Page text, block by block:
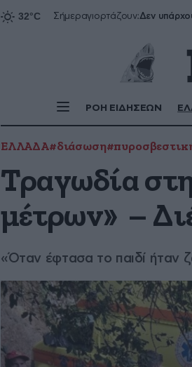
Σήμεραγιορτάζουν:Δεν
ΡΟΗ ΕΙΔΗΣΕΩΝ
ΕΛΛΑΔΑ#διάσωση
Τραγωδία
μέτρων» –
«Όταν έφτασα το παιδί ήταν